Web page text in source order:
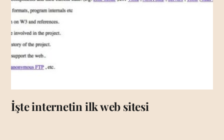
İşte internetin ilk web sitesi